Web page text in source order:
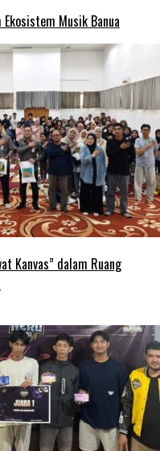
Musik Banua
Kanvas” dalam Ruang